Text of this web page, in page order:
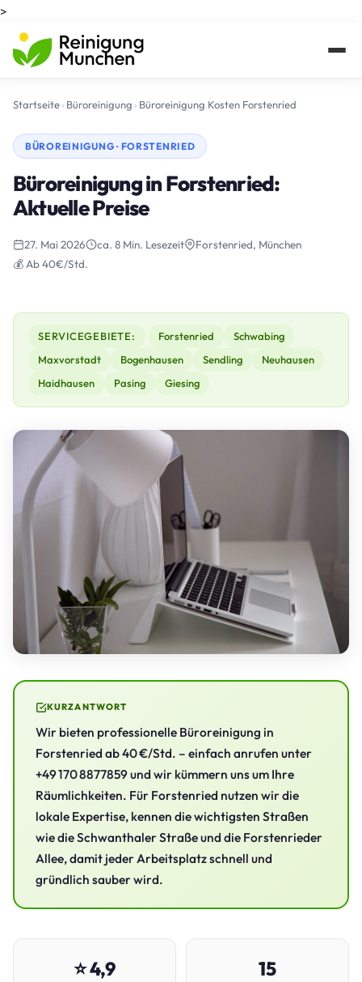
>
Startseite› Büroreinigung › Büroreinigung Kosten Forstenried
BÜROREINIGUNG · FORSTENRIED
Büroreinigung in Forstenried:
Aktuelle Preise
27. Mai 2026 ca. 8 Min. Lesezeit
Forstenried, München
💰 Ab 40€/Std.
SERVICEGEBIETE: Forstenried
Schwabing
Maxvorstadt
Bogenhausen Sendling
Neuhausen
Haidhausen
Pasing Giesing
KURZANTWORT
Wir bieten professionelle Büroreinigung in
Forstenried ab 40 €/Std. – einfach anrufen unter
+49 170 8877859 und wir kümmern uns um Ihre
Räumlichkeiten. Für Forstenried nutzen wir die
lokale Expertise, kennen die wichtigsten Straßen
wie die Schwanthaler Straße und die Forstenrieder
Allee, damit jeder Arbeitsplatz schnell und
gründlich sauber wird.
⭐ 4,9 15